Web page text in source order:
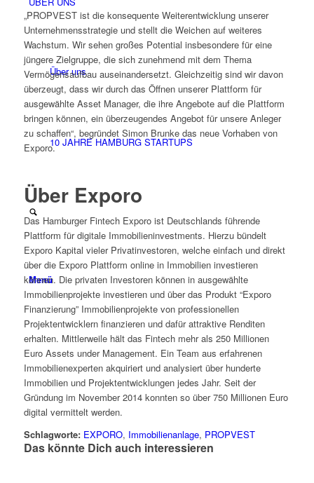
Über uns
10 JAHRE HAMBURG STARTUPS
Menü
„PROPVEST ist die konsequente Weiterentwicklung unserer
Unternehmensstrategie und stellt die Weichen auf weiteres
Wachstum. Wir sehen großes Potential insbesondere für eine
jüngere Zielgruppe, die sich zunehmend mit dem Thema
Vermögensaufbau auseinandersetzt. Gleichzeitig sind wir davon
überzeugt, dass wir durch das Öffnen unserer Plattform für
ausgewählte Asset Manager, die ihre Angebote auf die Plattform
bringen können, ein überzeugendes Angebot für unsere Anleger
zu schaffen“, begründet Simon Brunke das neue Vorhaben von
Exporo.
Über Exporo
Das Hamburger Fintech Exporo ist Deutschlands führende
Plattform für digitale Immobilieninvestments. Hierzu bündelt
Exporo Kapital vieler Privatinvestoren, welche einfach und direkt
über die Exporo Plattform online in Immobilien investieren
können. Die privaten Investoren können in ausgewählte
Immobilienprojekte investieren und über das Produkt “Exporo
Finanzierung” Immobilienprojekte von professionellen
Projektentwicklern finanzieren und dafür attraktive Renditen
erhalten. Mittlerweile hält das Fintech mehr als 250 Millionen
Euro Assets under Management. Ein Team aus erfahrenen
Immobilienexperten akquiriert und analysiert über hunderte
Immobilien und Projektentwicklungen jedes Jahr. Seit der
Gründung im November 2014 konnten so über 750 Millionen Euro
digital vermittelt werden.
Schlagworte: EXPORO, Immobilienanlage, PROPVEST
Das könnte Dich auch interessieren